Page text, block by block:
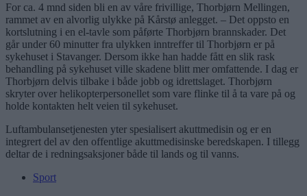
For ca. 4 mnd siden bli en av våre frivillige, Thorbjørn Mellingen,
rammet av en alvorlig ulykke på Kårstø anlegget. – Det oppsto en
kortslutning i en el-tavle som påførte Thorbjørn brannskader. Det
går under 60 minutter fra ulykken inntreffer til Thorbjørn er på
sykehuset i Stavanger. Dersom ikke han hadde fått en slik rask
behandling på sykehuset ville skadene blitt mer omfattende. I dag er
Thorbjørn delvis tilbake i både jobb og idrettslaget. Thorbjørn
skryter over helikopterpersonellet som vare flinke til å ta vare på og
holde kontakten helt veien til sykehuset.
Luftambulansetjenesten yter spesialisert akuttmedisin og er en
integrert del av den offentlige akuttmedisinske beredskapen. I tillegg
deltar de i redningsaksjoner både til lands og til vanns.
Sport